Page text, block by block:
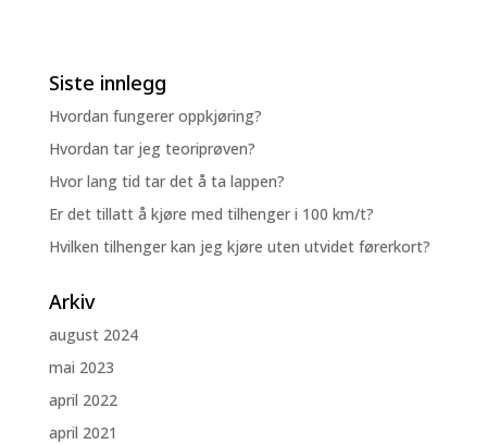
Siste innlegg
Hvordan fungerer oppkjøring?
Hvordan tar jeg teoriprøven?
Hvor lang tid tar det å ta lappen?
Er det tillatt å kjøre med tilhenger i 100 km/t?
Hvilken tilhenger kan jeg kjøre uten utvidet førerkort?
Arkiv
august 2024
mai 2023
april 2022
april 2021